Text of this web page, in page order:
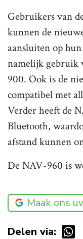
Gebruikers van
kunnen de
aansluiten op
namelijk gebruik
900. Ook is de
compatibel met
Verder heeft de
Bluetooth,
afstand kunnen
De NAV-960 is
Maak ons
Delen via: